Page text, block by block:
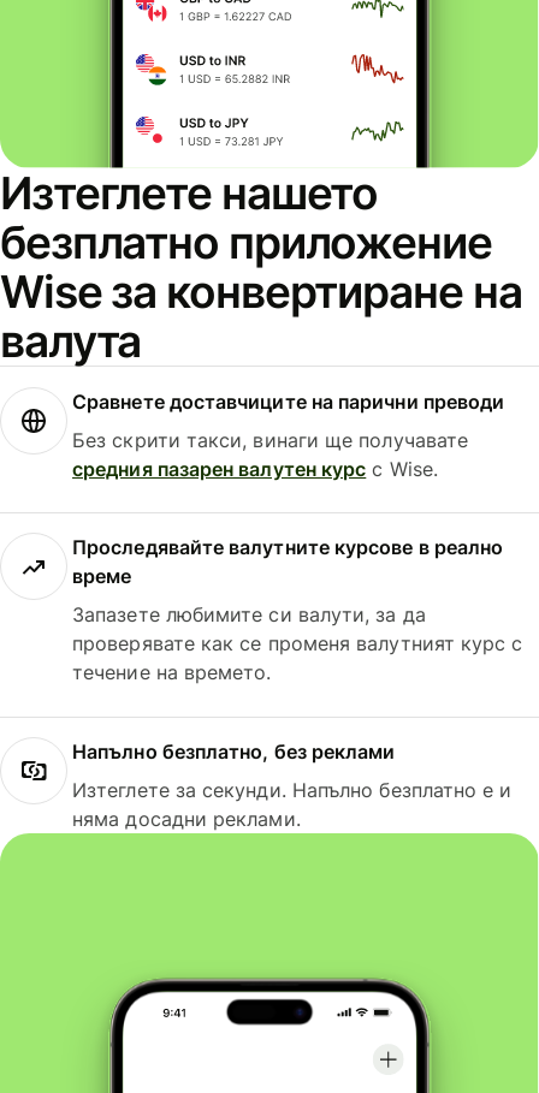
Изтеглете нашето
безплатно приложение
Wise за конвертиране на
валута
Сравнете доставчиците на парични преводи
Без скрити такси, винаги ще получавате
средния пазарен валутен курс с Wise.
Проследявайте валутните курсове в реално
време
Запазете любимите си валути, за да
проверявате как се променя валутният курс с
течение на времето.
Напълно безплатно, без реклами
Изтеглете за секунди. Напълно безплатно е и
няма досадни реклами.